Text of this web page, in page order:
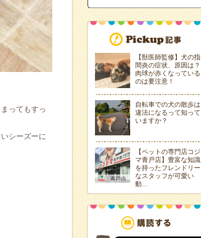
ってもすっ
シーズーに
【獣医師監修】犬の指
間炎の症状、原因は？
肉球が赤くなっている
のは要注意！
自転車での犬の散歩は
違法になるって知って
いますか？
【ペットの専門店コジ
マ青戸店】豊富な知識
を持ったフレンドリー
なスタッフが可愛い
動…